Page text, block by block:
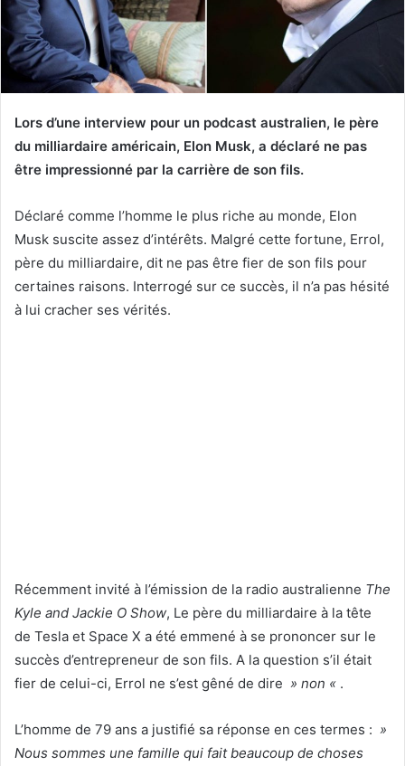
Lors d’une interview pour un podcast australien, le père
du milliardaire américain, Elon Musk, a déclaré ne pas
être impressionné par la carrière de son fils.
Déclaré comme l’homme le plus riche au monde, Elon
Musk suscite assez d’intérêts. Malgré cette fortune, Errol,
père du milliardaire, dit ne pas être fier de son fils pour
certaines raisons. Interrogé sur ce succès, il n’a pas hésité
à lui cracher ses vérités.
Récemment invité à l’émission de la radio australienne The
Kyle and Jackie O Show, Le père du milliardaire à la tête
de Tesla et Space X a été emmené à se prononcer sur le
succès d’entrepreneur de son fils. A la question s’il était
fier de celui-ci, Errol ne s’est gêné de dire » non « .
L’homme de 79 ans a justifié sa réponse en ces termes : »
Nous sommes une famille qui fait beaucoup de choses